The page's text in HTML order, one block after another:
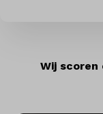
Wij scoren